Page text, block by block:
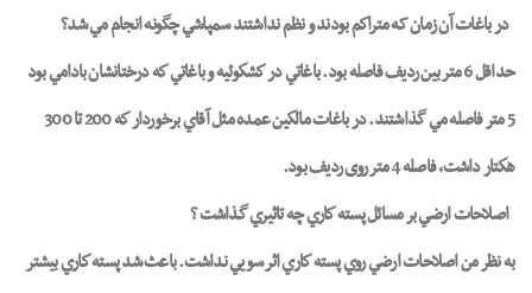
در باغات آن زمان که متراكم بودند و نظم نداشتند سمپاشي چگونه انجام مي شد؟
حداقل 6 متر بین ردیف فاصله بود. باغاتي در كشكوئيه و باغاتي كه درختانشان بادامي بود
5 متر فاصله مي گذاشتند. در باغات مالكين عمده مثل آقاي برخوردار كه 200 تا 300
هكتار داشت، فاصله 4 متر روی ردیف بود.
اصلاحات ارضي بر مسائل پسته كاري چه تاثيري گذاشت ؟
به نظر من اصلاحات ارضي روي پسته كاري اثر سويي نداشت. باعث شد پسته كاري بيشتر